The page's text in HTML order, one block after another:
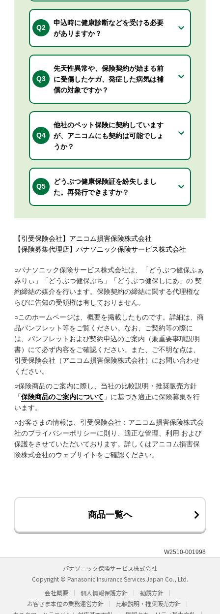
Q2
申込時に健康診断などを受ける必要
がありますか？
Q3
先天性異常や、保険契約が始まる前
に受傷したケガ、発症した病気は補
償の対象ですか？
Q4
他社のペット保険に契約しています
が、アニコムにも契約は可能でしょ
うか？
Q5
どうぶつ健康保険証を紛失しまし
た。再発行できますか？
【引受保険会社】アニコム損害保険株式会社
【保険募集代理店】パナソニック保険サービス株式会社
○パナソニック保険サービス株式会社は、「どうぶつ健保ふぁ
みりぃ」「どうぶつ健保ぷち」「どうぶつ健保しにあ」の 契
約締結の媒介を行います。保険契約の締結に関する代理権な
らびに告知の受領権は有しておりません。
○このホームページは、概要を掲載したものです。詳細は、商
品パンフレット等をご覧ください。なお、ご契約等の際に
は、パンフレットおよび契約申込のご案内（兼重要事項説明
書）にて必ず内容をご確認ください。また、ご不明な点は、
引受保険会社（アニコム損害保険株式会社）にお問い合わせ
ください。
○保険商品のご案内に際し、当社の比較説明・推奨販売方針
「保険商品のご案内について 」に基づき適正に保険募集を行
います。
○お客さまの情報は、引受保険会社：アニコム損害保険株式会
社のプライバシーポリシーに則り、適正な管理、利用 および
保護をさせていただいております。詳しくはアニコム損害保
険株式会社のウェブサイトをご確認ください。
商品一覧へ
W2510-001998
パナソニック保険サービス株式会社
Copyright © Panasonic Insurance Services Japan Co., Ltd.
会社概要
個人情報保護方針
勧誘方針
お客さま本位の業務運営方針
比較説明・推奨販売方針